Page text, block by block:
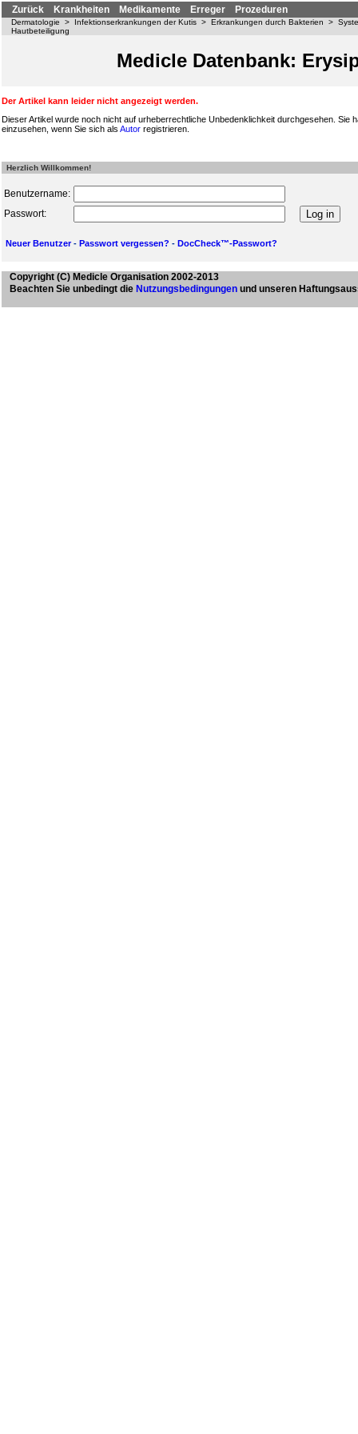
Zurück Krankheiten Medikamente Erreger Prozeduren
Dermatologie > Infektionserkrankungen der Kutis > Erkrankungen durch Bakterien >
Hautbeteiligung
Medicle Datenbank:
Der Artikel kann leider nicht angezeigt werden.
Dieser Artikel wurde noch nicht auf urheberrechtliche Unbedenklichkeit durchgesehen. Sie
einzusehen, wenn Sie sich als Autor registrieren.
Herzlich Willkommen!
Benutzername:
Passwort:
Neuer Benutzer- Passwort vergessen? - DocCheck™-Passwort?
Copyright (C) Medicle Organisation 2002-2013
Beachten Sie unbedingt die Nutzungsbedingungen und unseren